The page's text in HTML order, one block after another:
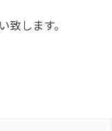
します。